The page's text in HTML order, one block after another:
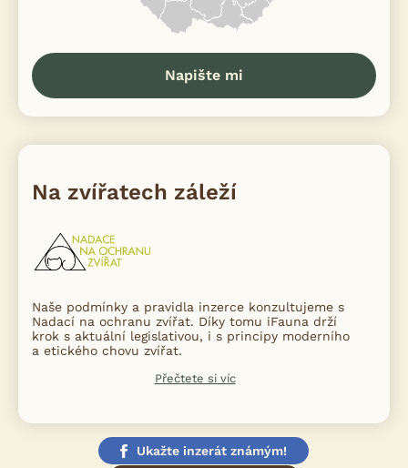
Napište mi
Na zvířatech záleží
Naše podmínky a pravidla inzerce konzultujeme s
Nadací na ochranu zvířat. Díky tomu iFauna drží
krok s aktuální legislativou, i s principy moderního
a etického chovu zvířat.
Přečtete si víc
Ukažte inzerát známým!